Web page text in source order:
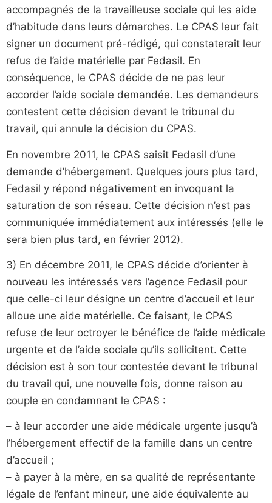
accompagnés de la travailleuse sociale qui les aide
d’habitude dans leurs démarches. Le CPAS leur fait
signer un document pré-rédigé, qui constaterait leur
refus de l’aide matérielle par Fedasil. En
conséquence, le CPAS décide de ne pas leur
accorder l’aide sociale demandée. Les demandeurs
contestent cette décision devant le tribunal du
travail, qui annule la décision du CPAS.
En novembre 2011, le CPAS saisit Fedasil d’une
demande d’hébergement. Quelques jours plus tard,
Fedasil y répond négativement en invoquant la
saturation de son réseau. Cette décision n’est pas
communiquée immédiatement aux intéressés (elle le
sera bien plus tard, en février 2012).
3) En décembre 2011, le CPAS décide d’orienter à
nouveau les intéressés vers l’agence Fedasil pour
que celle-ci leur désigne un centre d’accueil et leur
alloue une aide matérielle. Ce faisant, le CPAS
refuse de leur octroyer le bénéfice de l’aide médicale
urgente et de l’aide sociale qu’ils sollicitent. Cette
décision est à son tour contestée devant le tribunal
du travail qui, une nouvelle fois, donne raison au
couple en condamnant le CPAS :
– à leur accorder une aide médicale urgente jusqu’à
l’hébergement effectif de la famille dans un centre
d’accueil ;
– à payer à la mère, en sa qualité de représentante
légale de l’enfant mineur, une aide équivalente au